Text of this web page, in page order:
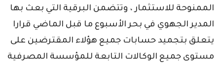
الممنوحة للاستثمار ، وتتضمن البرقية التي بعث بها
المدير الجهوي في بحر الأسبوع ما قبل الماضي قرارا
يتعلق بتجميد حسابات جميع هؤلاء المقترضين على
مستوى جميع الوكالات التابعة للمؤسسة المصرفية